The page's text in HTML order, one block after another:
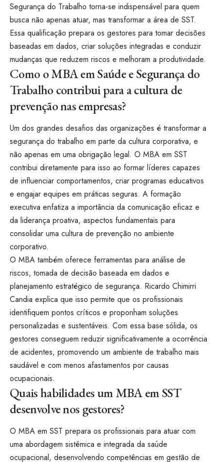
Segurança do Trabalho torna-se indispensável para quem
busca não apenas atuar, mas transformar a área de SST.
Essa qualificação prepara os gestores para tomar decisões
baseadas em dados, criar soluções integradas e conduzir
mudanças que reduzem riscos e melhoram a produtividade.
Como o MBA em Saúde e Segurança do
Trabalho contribui para a cultura de
prevenção nas empresas?
Um dos grandes desafios das organizações é transformar a
segurança do trabalho em parte da cultura corporativa, e
não apenas em uma obrigação legal. O MBA em SST
contribui diretamente para isso ao formar líderes capazes
de influenciar comportamentos, criar programas educativos
e engajar equipes em práticas seguras. A formação
executiva enfatiza a importância da comunicação eficaz e
da liderança proativa, aspectos fundamentais para
consolidar uma cultura de prevenção no ambiente
corporativo.
O MBA também oferece ferramentas para análise de
riscos, tomada de decisão baseada em dados e
planejamento estratégico de segurança. Ricardo Chimirri
Candia explica que isso permite que os profissionais
identifiquem pontos críticos e proponham soluções
personalizadas e sustentáveis. Com essa base sólida, os
gestores conseguem reduzir significativamente a ocorrência
de acidentes, promovendo um ambiente de trabalho mais
saudável e com menos afastamentos por causas
ocupacionais.
Quais habilidades um MBA em SST
desenvolve nos gestores?
O MBA em SST prepara os profissionais para atuar com
uma abordagem sistêmica e integrada da saúde
ocupacional, desenvolvendo competências em gestão de